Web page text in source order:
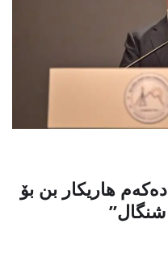
هاریكار بن بۆ
شنگال”